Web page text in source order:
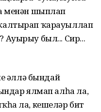
менән шыплап
ҡарауыллап
Ауырыу был... Сир...
әллә бындай
ялмап алһа ла,
ла, кешеләр бит